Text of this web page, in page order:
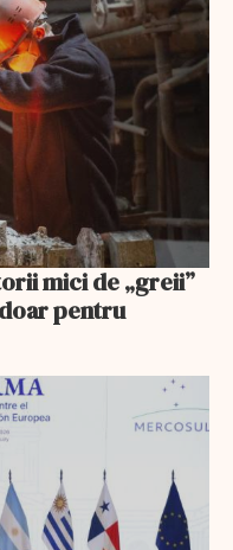
mici de „greii”
pentru